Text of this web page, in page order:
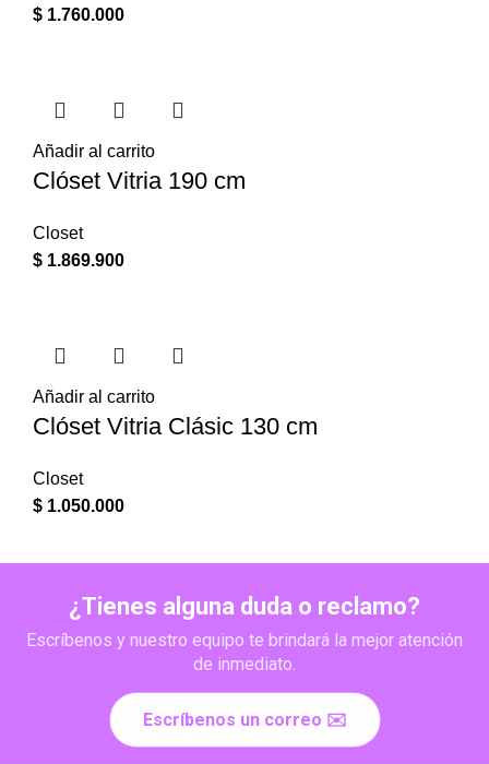
$ 1.760.000
Añadir al carrito
Clóset Vitria 190 cm
Closet
$ 1.869.900
Añadir al carrito
Clóset Vitria Clásic 130 cm
Closet
$ 1.050.000
¿Tienes alguna duda o reclamo?
Escríbenos y nuestro equipo te brindará la mejor atención
de inmediato.
Escríbenos un correo ✉️